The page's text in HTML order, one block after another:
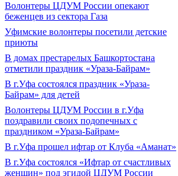
Волонтеры ЦДУМ России опекают
беженцев из сектора Газа
Уфимские волонтеры посетили детские
приюты
В домах престарелых Башкортостана
отметили праздник «Ураза-Байрам»
В г.Уфа состоялся праздник «Ураза-
Байрам» для детей
Волонтеры ЦДУМ России в г.Уфа
поздравили своих подопечных с
праздником «Ураза-Байрам»
В г.Уфа прошел ифтар от Клуба «Аманат»
В г.Уфа состоялся «Ифтар от счастливых
женщин» под эгидой ЦДУМ России